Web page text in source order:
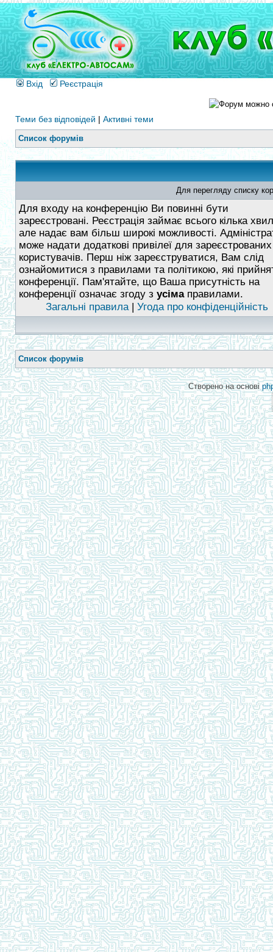
Вхід Реєстрація
Теми без відповідей | Активні теми
Список форумів
Для перегляду списку
Для входу на конференцію Ви повинні бути
зареєстровані. Реєстрація займає всього кілька
але надає вам більш широкі можливості.
може надати додаткові привілеї для зареєстрованих
користувачів. Перш ніж зареєструватися, Вам слід
ознайомитися з правилами та політикою, які
конференції. Пам'ятайте, що Ваша присутність на
конференції означає згоду з усімаправилами.
Загальні правила| Угода про конфіденційність
Список форумів
Створено на основі